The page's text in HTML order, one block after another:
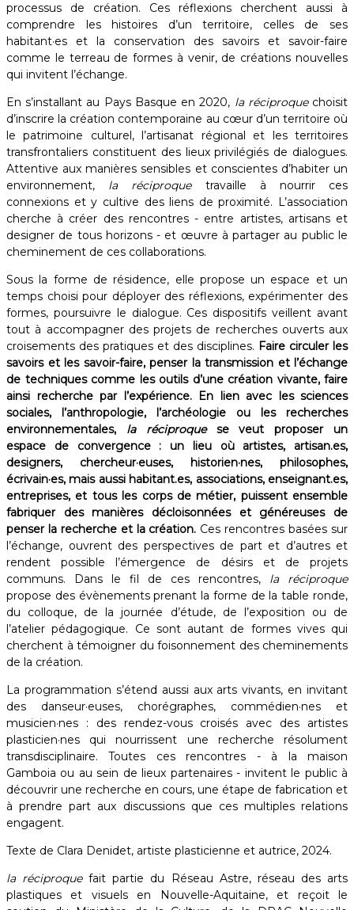
processus de création. Ces réflexions cherchent aussi à
comprendre les histoires d’un territoire, celles de ses
habitant·es et la conservation des savoirs et savoir-faire
comme le terreau de formes à venir, de créations nouvelles
qui invitent l’échange.
En s’installant au Pays Basque en 2020, la réciproque choisit
d’inscrire la création contemporaine au cœur d’un territoire où
le patrimoine culturel, l’artisanat régional et les territoires
transfrontaliers constituent des lieux privilégiés de dialogues.
Attentive aux manières sensibles et conscientes d’habiter un
environnement, la réciproquetravaille à nourrir ces
connexions et y cultive des liens de proximité. L’association
cherche à créer des rencontres - entre artistes, artisans et
designer de tous horizons - et œuvre à partager au public le
cheminement de ces collaborations. ​
Sous la forme de résidence, elle propose un espace et un
temps choisi pour déployer des réflexions, expérimenter des
formes, poursuivre le dialogue. Ces dispositifs veillent avant
tout à accompagner des projets de recherches ouverts aux
croisements des pratiques et des disciplines. Faire circuler les
savoirs et les savoir-faire, penser la transmission et l’échange
de techniques comme les outils d’une création vivante, faire
ainsi recherche par l’expérience. En lien avec les sciences
sociales, l’anthropologie, l’archéologie ou les recherches
environnementales, la réciproquese veut proposer un
espace de convergence : un lieu où artistes, artisan.es,
designers, chercheur·euses, historien·nes, philosophes,
écrivain·es, mais aussi habitant.es, associations, enseignant.es,
entreprises, et tous les corps de métier, puissent ensemble
fabriquer des manières décloisonnées et généreuses de
penser la recherche et la création. Ces rencontres basées sur
l’échange, ouvrent des perspectives de part et d’autres et
rendent possible l’émergence de désirs et de projets
communs. Dans le fil de ces rencontres, la réciproque
propose des évènements prenant la forme de la table ronde,
du colloque, de la journée d’étude, de l’exposition ou de
l’atelier pédagogique. Ce sont autant de formes vives qui
cherchent à témoigner du foisonnement des cheminements
de la création.
La programmation s’étend aussi aux arts vivants, en invitant
des danseur·euses, chorégraphes, commédien·nes et
musicien·nes : des rendez-vous croisés avec des artistes
plasticien·nes qui nourrissent une recherche résolument
transdisciplinaire. Toutes ces rencontres - à la maison
Gamboia ou au sein de lieux partenaires - invitent le public à
découvrir une recherche en cours, une étape de fabrication et
à prendre part aux discussions que ces multiples relations
engagent. ​
Texte de Clara Denidet, artiste plasticienne et autrice, 2024.
la réciproquefait partie du Réseau Astre, réseau des arts
plastiques et visuels en Nouvelle-Aquitaine, et reçoit le